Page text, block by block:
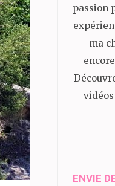
passion
ma
ENVIE